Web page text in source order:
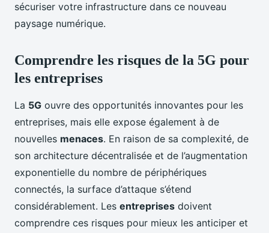
sécuriser votre infrastructure dans ce nouveau
paysage numérique.
Comprendre les risques de la 5G pour
les entreprises
La 5G ouvre des opportunités innovantes pour les
entreprises, mais elle expose également à de
nouvelles menaces. En raison de sa complexité, de
son architecture décentralisée et de l’augmentation
exponentielle du nombre de périphériques
connectés, la surface d’attaque s’étend
considérablement. Les entreprises doivent
comprendre ces risques pour mieux les anticiper et